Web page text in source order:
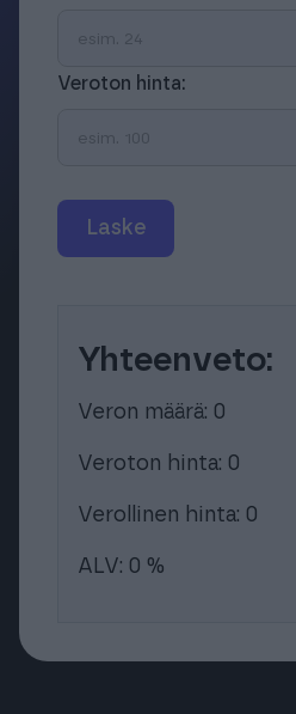
Veroton hinta:
Laske
Yhteenveto:
Veron määrä: 0
Veroton hinta: 0
Verollinen hinta: 0
ALV: 0 %